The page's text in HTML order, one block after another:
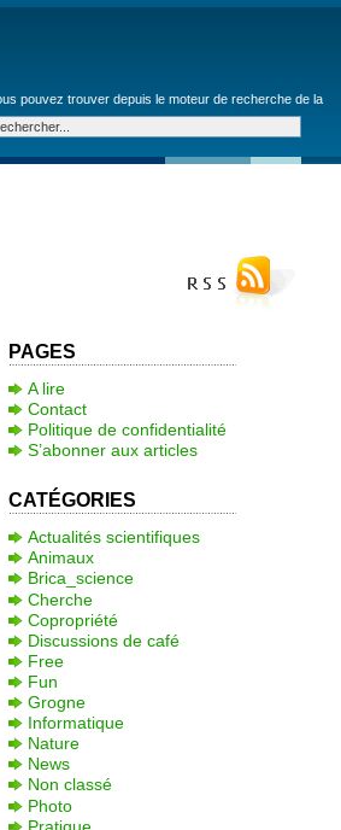
pouvez trouver depuis le moteur de recherche de la
PAGES
A lire
Contact
Politique de confidentialité
S’abonner aux articles
CATÉGORIES
Actualités scientifiques
Animaux
Brica_science
Cherche
Copropriété
Discussions de café
Free
Fun
Grogne
Informatique
Nature
News
Non classé
Photo
Pratique